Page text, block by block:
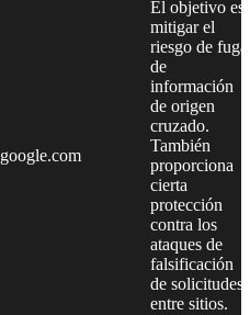
google.com
El objetivo es
mitigar el
riesgo de fuga
de
información
de origen
cruzado.
También
proporciona
cierta
protección
contra los
ataques de
falsificación
de solicitudes
entre sitios.